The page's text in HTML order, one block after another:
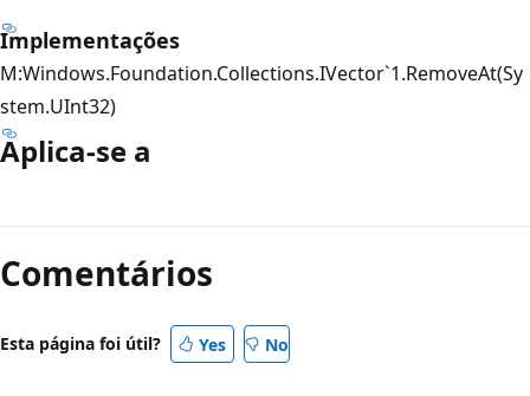
Implementações
M:Windows.Foundation.Collections.IVector`1.RemoveAt(Sy
stem.UInt32)
Aplica-se a
leitura
Comentários
Esta página foi útil? Yes No